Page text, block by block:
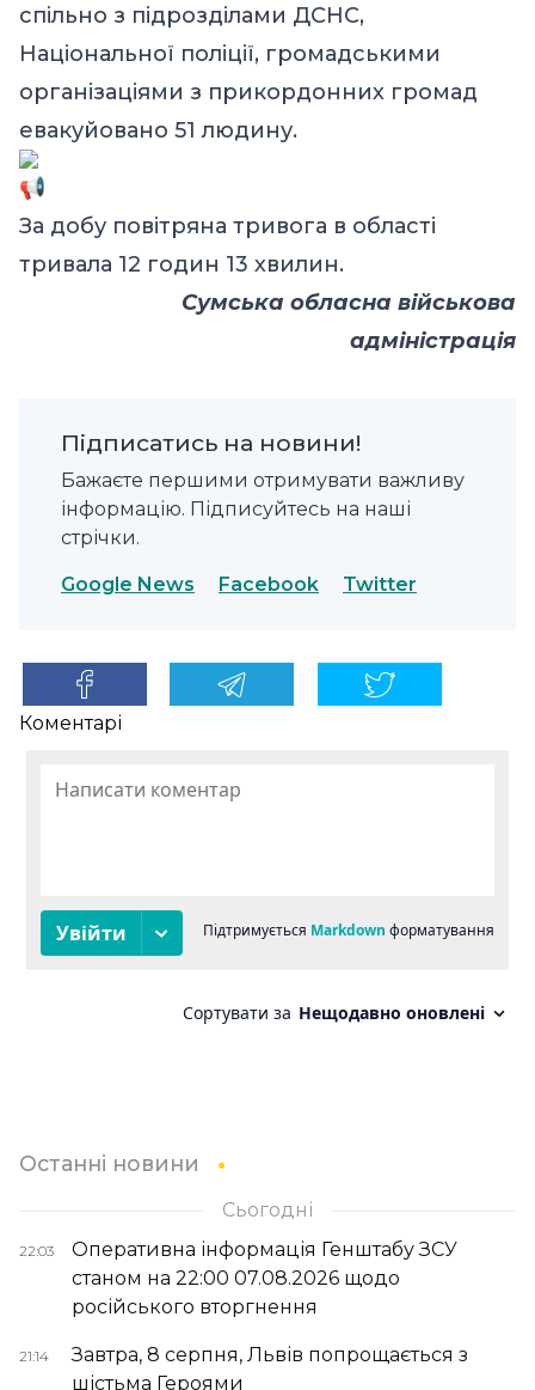
спільно з підрозділами ДСНС,
Національної поліції, громадськими
організаціями з прикордонних громад
евакуйовано 51 людину.
За добу повітряна тривога в області
тривала 12 годин 13 хвилин.
Сумська обласна військова
адміністрація
Підписатись на новини!
Бажаєте першими отримувати важливу
інформацію. Підписуйтесь на наші
стрічки.
Google News Facebook Twitter
Коментарі
Останні новини
Сьогодні
22:03
Оперативна інформація Генштабу ЗСУ
станом на 22:00 07.08.2026 щодо
російського вторгнення
21:14
Завтра, 8 серпня, Львів попрощається з
шістьма Героями